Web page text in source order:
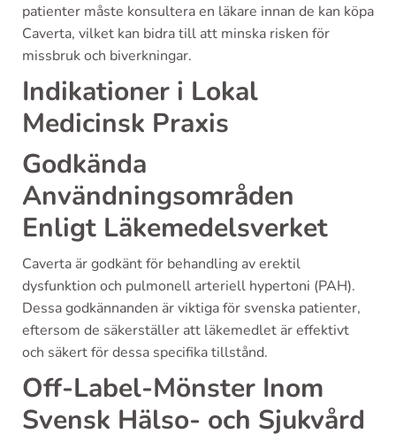
patienter måste konsultera en läkare innan de kan köpa
Caverta, vilket kan bidra till att minska risken för
missbruk och biverkningar.
Indikationer i Lokal
Medicinsk Praxis
Godkända
Användningsområden
Enligt Läkemedelsverket
Caverta är godkänt för behandling av erektil
dysfunktion och pulmonell arteriell hypertoni (PAH).
Dessa godkännanden är viktiga för svenska patienter,
eftersom de säkerställer att läkemedlet är effektivt
och säkert för dessa specifika tillstånd.
Off-Label-Mönster Inom
Svensk Hälso- och Sjukvård